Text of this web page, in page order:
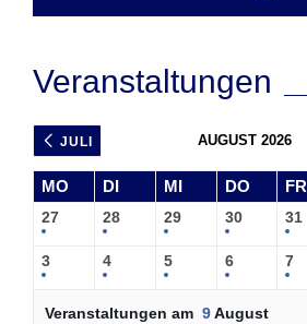
Veranstaltungen
JULI AUGUST 2026
MO DI MI DO FR
27 28 29 30 31
3 4 5 6 7
Veranstaltungen am 9August